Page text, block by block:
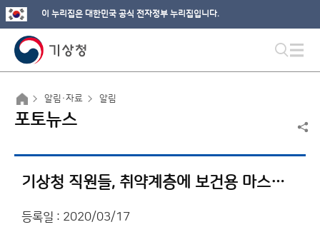
이 누리집은 대한민국 공식 전자정부 누리집입니다.
알림·자료 알림
포토뉴스
기상청 직원들, 취약계층에 보건용 마스크 500장 전달
등록일 : 2020/03/17